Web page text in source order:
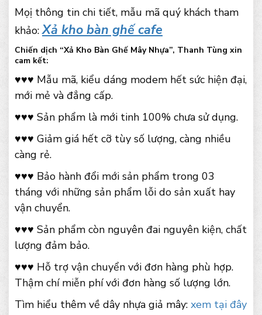
Mọị thông tin chi tiết, mẫu mã quý khách tham
khảo:Xả kho bàn ghế cafe
Chiến dịch “Xả Kho Bàn Ghế Mây Nhựa”, Thanh Tùng xin
cam kết:
♥♥♥ Mẫu mã, kiểu dáng modem hết sức hiện đại,
mới mẻ và đẳng cấp.
♥♥♥ Sản phẩm là mới tinh 100% chưa sử dụng.
♥♥♥ Giảm giá hết cỡ tùy số lượng, càng nhiều
càng rẻ.
♥♥♥ Bảo hành đổi mới sản phẩm trong 03
tháng với những sản phẩm lỗi do sản xuất hay
vận chuyển.
♥♥♥ Sản phẩm còn nguyên đai nguyên kiện, chất
lượng đảm bảo.
♥♥♥ Hỗ trợ vận chuyển với đơn hàng phù hợp.
Thậm chí miễn phí với đơn hàng số lượng lớn.
Tìm hiểu thêm về dây nhựa giả mây: xem tại đây